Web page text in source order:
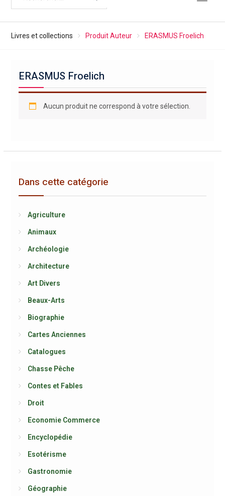
Livres et collections Produit Auteur ERASMUS Froelich
ERASMUS Froelich
Aucun produit ne correspond à votre sélection.
Dans cette catégorie
Agriculture
Animaux
Archéologie
Architecture
Art Divers
Beaux-Arts
Biographie
Cartes Anciennes
Catalogues
Chasse Pêche
Contes et Fables
Droit
Economie Commerce
Encyclopédie
Esotérisme
Gastronomie
Géographie